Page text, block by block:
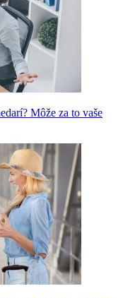
Môže za to vaše